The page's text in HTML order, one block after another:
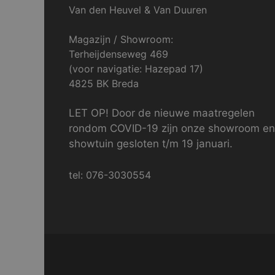
Van den Heuvel & Van Duuren
Magazijn / Showroom:
Terheijdenseweg 469
(voor navigatie: Hazepad 17)
4825 BK Breda
LET OP! Door de nieuwe maatregelen
rondom COVID-19 zijn onze showroom en
showtuin gesloten t/m 19 januari.
tel: 076-3030554